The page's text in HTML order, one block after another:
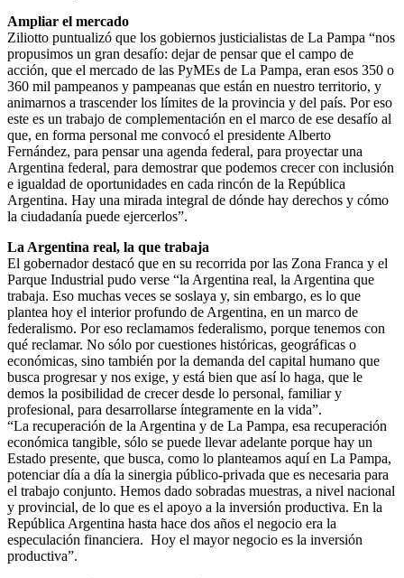
Ampliar el mercado
Ziliotto puntualizó que los gobiernos justicialistas de La Pampa “nos
propusimos un gran desafío: dejar de pensar que el campo de
acción, que el mercado de las PyMEs de La Pampa, eran esos 350 o
360 mil pampeanos y pampeanas que están en nuestro territorio, y
animarnos a trascender los límites de la provincia y del país. Por eso
este es un trabajo de complementación en el marco de ese desafío al
que, en forma personal me convocó el presidente Alberto
Fernández, para pensar una agenda federal, para proyectar una
Argentina federal, para demostrar que podemos crecer con inclusión
e igualdad de oportunidades en cada rincón de la República
Argentina. Hay una mirada integral de dónde hay derechos y cómo
la ciudadanía puede ejercerlos”.
La Argentina real, la que trabaja
El gobernador destacó que en su recorrida por las Zona Franca y el
Parque Industrial pudo verse “la Argentina real, la Argentina que
trabaja. Eso muchas veces se soslaya y, sin embargo, es lo que
plantea hoy el interior profundo de Argentina, en un marco de
federalismo. Por eso reclamamos federalismo, porque tenemos con
qué reclamar. No sólo por cuestiones históricas, geográficas o
económicas, sino también por la demanda del capital humano que
busca progresar y nos exige, y está bien que así lo haga, que le
demos la posibilidad de crecer desde lo personal, familiar y
profesional, para desarrollarse íntegramente en la vida”.
“La recuperación de la Argentina y de La Pampa, esa recuperación
económica tangible, sólo se puede llevar adelante porque hay un
Estado presente, que busca, como lo planteamos aquí en La Pampa,
potenciar día a día la sinergia público-privada que es necesaria para
el trabajo conjunto. Hemos dado sobradas muestras, a nivel nacional
y provincial, de lo que es el apoyo a la inversión productiva. En la
República Argentina hasta hace dos años el negocio era la
especulación financiera. Hoy el mayor negocio es la inversión
productiva”.